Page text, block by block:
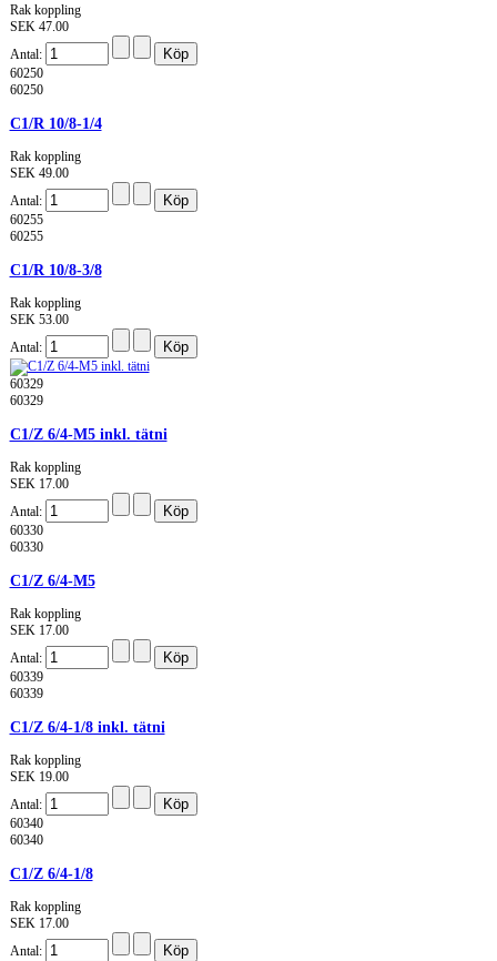
Rak koppling
SEK 47.00
Antal:
60250
60250
C1/R 10/8-1/4
Rak koppling
SEK 49.00
Antal:
60255
60255
C1/R 10/8-3/8
Rak koppling
SEK 53.00
Antal:
60329
60329
C1/Z 6/4-M5 inkl. tätni
Rak koppling
SEK 17.00
Antal:
60330
60330
C1/Z 6/4-M5
Rak koppling
SEK 17.00
Antal:
60339
60339
C1/Z 6/4-1/8 inkl. tätni
Rak koppling
SEK 19.00
Antal:
60340
60340
C1/Z 6/4-1/8
Rak koppling
SEK 17.00
Antal: